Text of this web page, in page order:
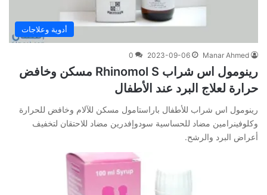
أدوية وعلاجات
Manar Ahmed
2023-09-06
0
رينومول اس شراب Rhinomol S مسكن وخافض
حرارة لعلاج البرد عند الأطفال
رينومول اس شراب للأطفال باراستامول مسكن للآلام وخافض للحرارة
وكلوفينرامين مضاد للحساسية سودوإفدرين مضاد للاحتقان لتخفيف
أعراض البرد والرشح.